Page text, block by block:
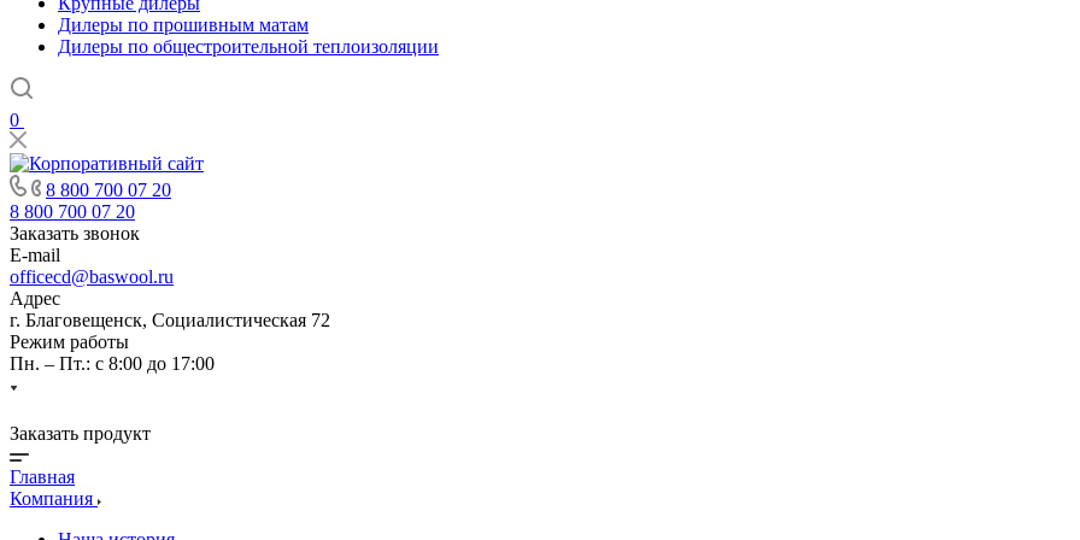
Дилеры по прошивным матам
Дилеры по общестроительной теплоизоляции
0
8 800 700 07 20
8 800 700 07 20
Заказать звонок
E-mail
officecd@baswool.ru
Адрес
г. Благовещенск, Социалистическая 72
Режим работы
Пн. – Пт.: с 8:00 до 17:00
Заказать продукт
Главная
Компания